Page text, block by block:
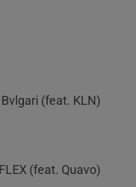
(feat. KLN)
(feat. Quavo)